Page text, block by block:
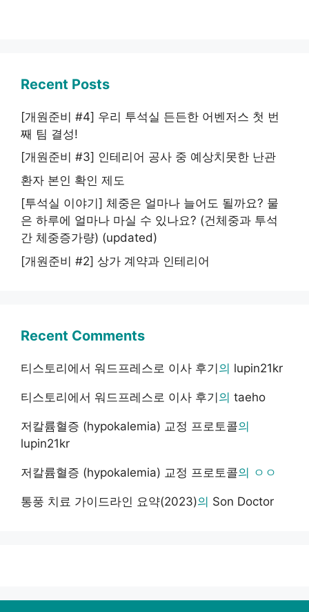
Recent Posts
[개원준비 #4] 우리 투석실 든든한 어벤저스 첫 번
째 팀 결성!
[개원준비 #3] 인테리어 공사 중 예상치못한 난관
환자 본인 확인 제도
[투석실 이야기] 체중은 얼마나 늘어도 될까요? 물
은 하루에 얼마나 마실 수 있나요? (건체중과 투석
간 체중증가량) (updated)
[개원준비 #2] 상가 계약과 인테리어
Recent Comments
티스토리에서 워드프레스로 이사 후기의 lupin21kr
티스토리에서 워드프레스로 이사 후기의 taeho
저칼륨혈증 (hypokalemia) 교정 프로토콜의
lupin21kr
저칼륨혈증 (hypokalemia) 교정 프로토콜의 ㅇㅇ
통풍 치료 가이드라인 요약(2023)의 Son Doctor